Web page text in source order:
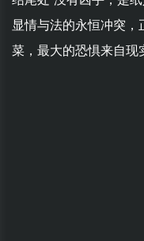
显情与法的永恒冲突，
菜，最大的恐惧来自现